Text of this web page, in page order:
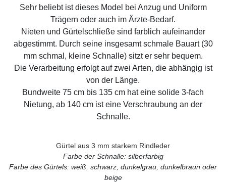
Sehr beliebt ist dieses Model bei Anzug und Uniform
Trägern oder auch im Ärzte-Bedarf.
Nieten und Gürtelschließe sind farblich aufeinander
abgestimmt. Durch seine insgesamt schmale Bauart (30
mm schmal, kleine Schnalle) sitzt er sehr bequem.
Die Verarbeitung erfolgt auf zwei Arten, die abhängig ist
von der Länge.
Bundweite 75 cm bis 135 cm hat eine solide 3-fach
Nietung, ab 140 cm ist eine Verschraubung an der
Schnalle.
Gürtel aus 3 mm starkem Rindleder
Farbe der Schnalle: silberfarbig
Farbe des Gürtels: weiß, schwarz, dunkelgrau, dunkelbraun oder
beige